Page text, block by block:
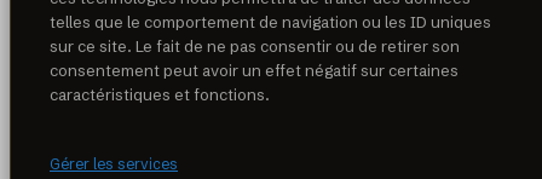
telles que le comportement de navigation ou les ID uniques
sur ce site. Le fait de ne pas consentir ou de retirer son
consentement peut avoir un effet négatif sur certaines
caractéristiques et fonctions.
Gérer les services